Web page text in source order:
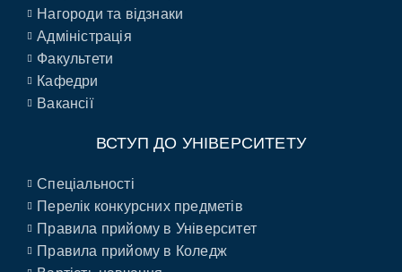
Нагороди та відзнаки
Адміністрація
Факультети
Кафедри
Вакансії
ВСТУП ДО УНІВЕРСИТЕТУ
Спеціальності
Перелік конкурсних предметів
Правила прийому в Університет
Правила прийому в Коледж